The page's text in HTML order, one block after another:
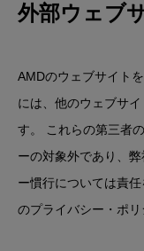
外部ウェブ
AMDのウェブサイト
には、他のウェブサ
す。 これらの​第三者
ーの対象外であり、
ー慣行については責
のプライバシー・ポリ